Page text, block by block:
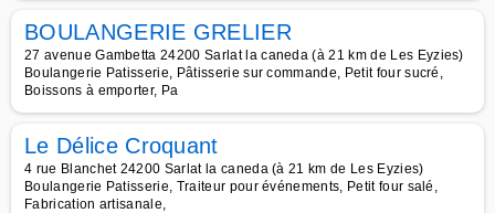
BOULANGERIE GRELIER
27 avenue Gambetta 24200 Sarlat la caneda (à 21 km de Les Eyzies)
Boulangerie Patisserie, Pâtisserie sur commande, Petit four sucré,
Boissons à emporter, Pa
Le Délice Croquant
4 rue Blanchet 24200 Sarlat la caneda (à 21 km de Les Eyzies)
Boulangerie Patisserie, Traiteur pour événements, Petit four salé,
Fabrication artisanale,